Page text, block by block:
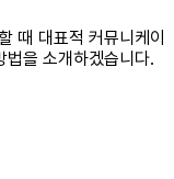
때 대표적 커뮤니케이
법을 소개하겠습니다.